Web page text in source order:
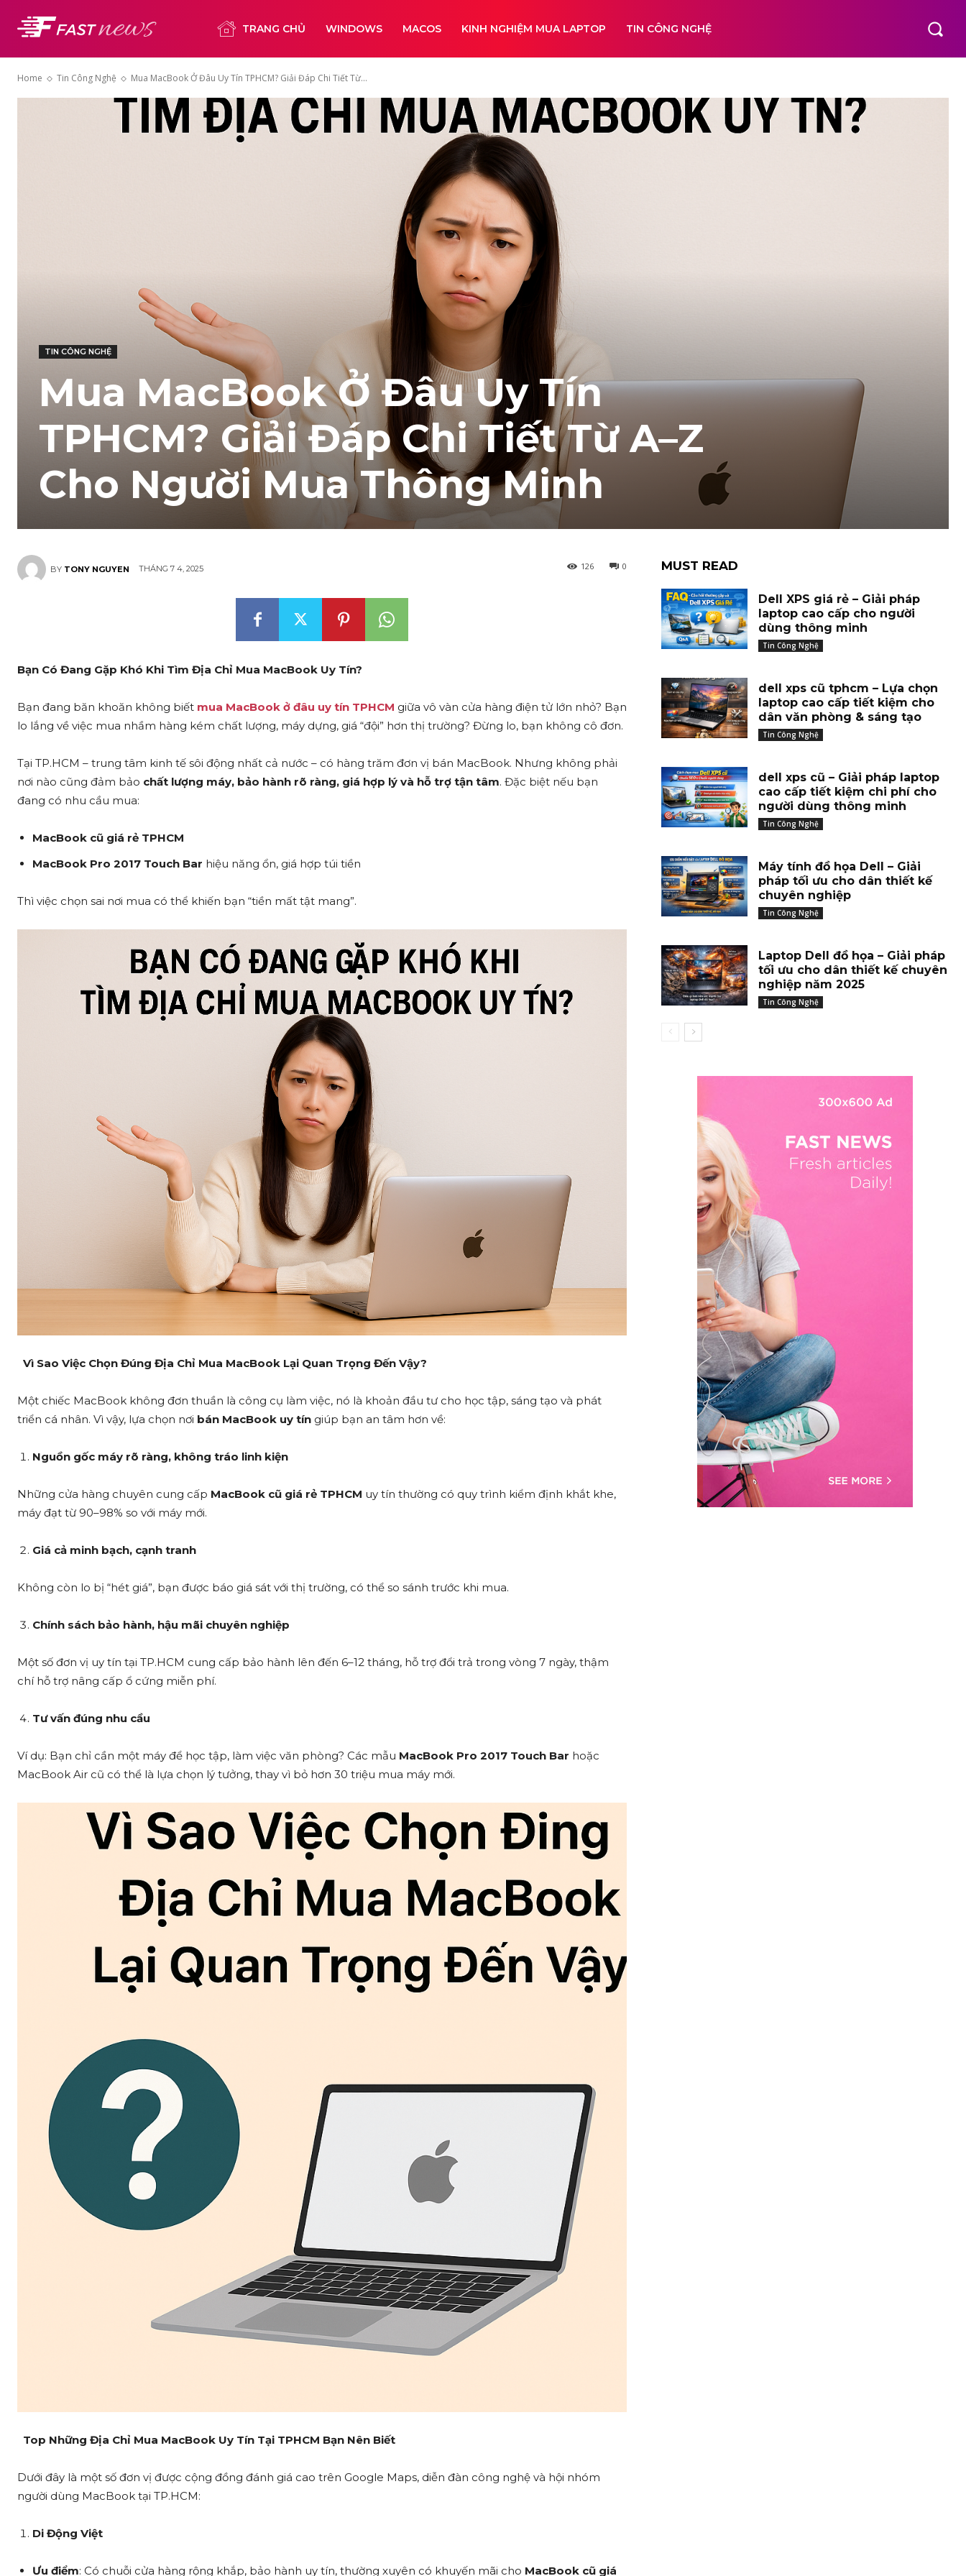
TRANG CHỦ WINDOWS MACOS KINH NGHIỆM MUA LAPTOP TIN CÔNG NGHỆ
Home Tin Công Nghệ Mua MacBook Ở Đâu Uy Tín TPHCM? Giải Đáp Chi Tiết Từ...
TIN CÔNG NGHỆ
Mua MacBook Ở Đâu Uy Tín
TPHCM? Giải Đáp Chi Tiết Từ A–Z
Cho Người Mua Thông Minh
BY TONY NGUYEN THÁNG 7 4, 2025 0
126
Bạn Có Đang Gặp Khó Khi Tìm Địa Chỉ Mua MacBook Uy Tín?
Bạn đang băn khoăn không biết mua MacBook ở đâu uy tín TPHCM giữa vô vàn cửa hàng điện tử lớn nhỏ? Bạn
lo lắng về việc mua nhầm hàng kém chất lượng, máy dựng, giá “đội” hơn thị trường? Đừng lo, bạn không cô đơn.
Tại TP.HCM – trung tâm kinh tế sôi động nhất cả nước – có hàng trăm đơn vị bán MacBook. Nhưng không phải
nơi nào cũng đảm bảo chất lượng máy, bảo hành rõ ràng, giá hợp lý và hỗ trợ tận tâm. Đặc biệt nếu bạn
đang có nhu cầu mua:
MacBook cũ giá rẻ TPHCM
MacBook Pro 2017 Touch Bar hiệu năng ổn, giá hợp túi tiền
Thì việc chọn sai nơi mua có thể khiến bạn “tiền mất tật mang”.
Vì Sao Việc Chọn Đúng Địa Chỉ Mua MacBook Lại Quan Trọng Đến Vậy?
Một chiếc MacBook không đơn thuần là công cụ làm việc, nó là khoản đầu tư cho học tập, sáng tạo và phát
triển cá nhân. Vì vậy, lựa chọn nơi bán MacBook uy tín giúp bạn an tâm hơn về:
Nguồn gốc máy rõ ràng, không tráo linh kiện
Những cửa hàng chuyên cung cấp MacBook cũ giá rẻ TPHCM uy tín thường có quy trình kiểm định khắt khe,
máy đạt từ 90–98% so với máy mới.
Giá cả minh bạch, cạnh tranh
Không còn lo bị “hét giá”, bạn được báo giá sát với thị trường, có thể so sánh trước khi mua.
Chính sách bảo hành, hậu mãi chuyên nghiệp
Một số đơn vị uy tín tại TP.HCM cung cấp bảo hành lên đến 6–12 tháng, hỗ trợ đổi trả trong vòng 7 ngày, thậm
chí hỗ trợ nâng cấp ổ cứng miễn phí.
Tư vấn đúng nhu cầu
Ví dụ: Bạn chỉ cần một máy để học tập, làm việc văn phòng? Các mẫu MacBook Pro 2017 Touch Bar hoặc
MacBook Air cũ có thể là lựa chọn lý tưởng, thay vì bỏ hơn 30 triệu mua máy mới.
Top Những Địa Chỉ Mua MacBook Uy Tín Tại TPHCM Bạn Nên Biết
Dưới đây là một số đơn vị được cộng đồng đánh giá cao trên Google Maps, diễn đàn công nghệ và hội nhóm
người dùng MacBook tại TP.HCM:
Di Động Việt
Ưu điểm: Có chuỗi cửa hàng rộng khắp, bảo hành uy tín, thường xuyên có khuyến mãi cho MacBook cũ giá
MUST READ
Dell XPS giá rẻ – Giải pháp
laptop cao cấp cho người
dùng thông minh
Tin Công Nghệ
dell xps cũ tphcm – Lựa chọn
laptop cao cấp tiết kiệm cho
dân văn phòng & sáng tạo
Tin Công Nghệ
dell xps cũ – Giải pháp laptop
cao cấp tiết kiệm chi phí cho
người dùng thông minh
Tin Công Nghệ
Máy tính đồ họa Dell – Giải
pháp tối ưu cho dân thiết kế
chuyên nghiệp
Tin Công Nghệ
Laptop Dell đồ họa – Giải pháp
tối ưu cho dân thiết kế chuyên
nghiệp năm 2025
Tin Công Nghệ